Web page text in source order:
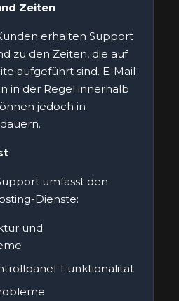
Zeiten
erhalten Support
zu den Zeiten, die auf
aufgeführt sind. E-Mail-
in der Regel innerhalb
jedoch in
umfasst den
Dienste:
und
Funktionalität